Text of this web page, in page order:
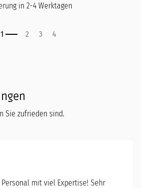
in 2-4 Werktagen
Sie zufrieden sind.
mit viel Expertise! Sehr